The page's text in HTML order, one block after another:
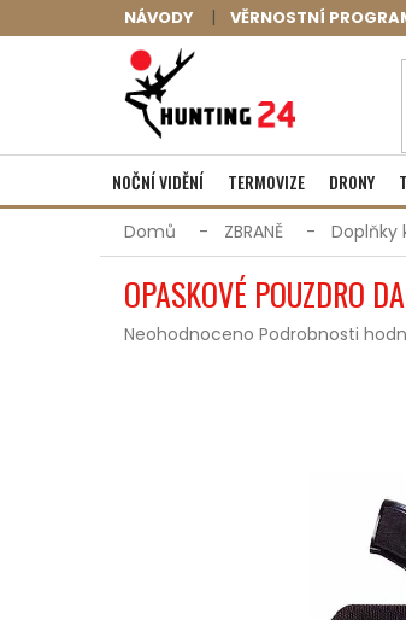
na
NÁVODY VĚRNOSTNÍ
NOČNÍ VIDĚNÍ TERMOVIZE DRONY
Domů ZBRANĚ Doplňky
OPASKOVÉ POUZDRO
Průměrné
Neohodnoceno Podrobnosti